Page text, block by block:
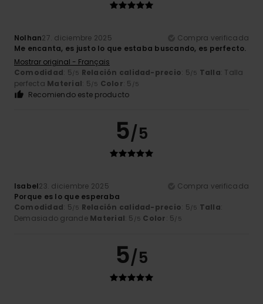
Nolhan27. diciembre 2025
Compra verificada
Me encanta, es justo lo que estaba buscando, es perfecto.
Mostrar original - Français
Comodidad: 5/5 Relación calidad-precio: 5/5 Talla: Talla
perfecta Material: 5/5 Color: 5 /5
Recomiendo este producto
5/5
Isabel23. diciembre 2025
Compra verificada
Porque es lo que esperaba
Comodidad: 5/5 Relación calidad-precio: 5/5 Talla:
Demasiado grande Material: 5 /5 Color: 5/5
5/5